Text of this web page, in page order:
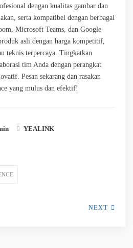
dengan kualitas gambar dan
serta kompatibel dengan berbagai
Microsoft Teams, dan Google
asli dengan harga kompetitif,
teknis terpercaya. Tingkatkan
tim Anda dengan perangkat
Pesan sekarang dan rasakan
yang mulus dan efektif!
YEALINK
NEXT